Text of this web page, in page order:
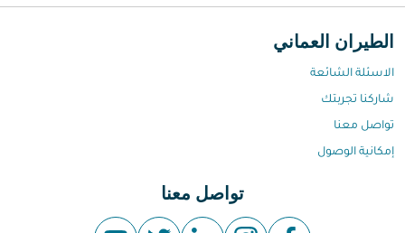
الطيران العماني
الاسئلة الشائعة
شاركنا تجربتك
تواصل معنا
إمكانية الوصول
تواصل معنا